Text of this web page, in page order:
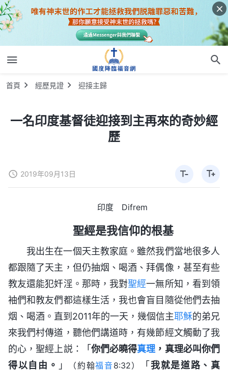
首頁 經歷見證 迎接主歸
一名印度基督徒迎接到主再來的奇妙經
歷
2019年09月13日
印度 Difrem
聖經是我信仰的根基
我出生在一個天主教家庭。雖然我們當地很多人
都跟隨了天主，但仍抽烟、喝酒、拜偶像，甚至有些
教友還能犯奸淫。那時，我對聖經一無所知，看到領
袖們和教友們都這樣生活，我也會盲目隨從他們去抽
烟、喝酒。直到2011年的一天，幾個信主耶穌的弟兄
來我們村傳道，聽他們講道時，有幾節經文觸動了我
的心，聖經上説：「你們必曉得真理 ，真理必叫你們
得以自由。 」 （約翰福音8:32） 「我就是道路、真